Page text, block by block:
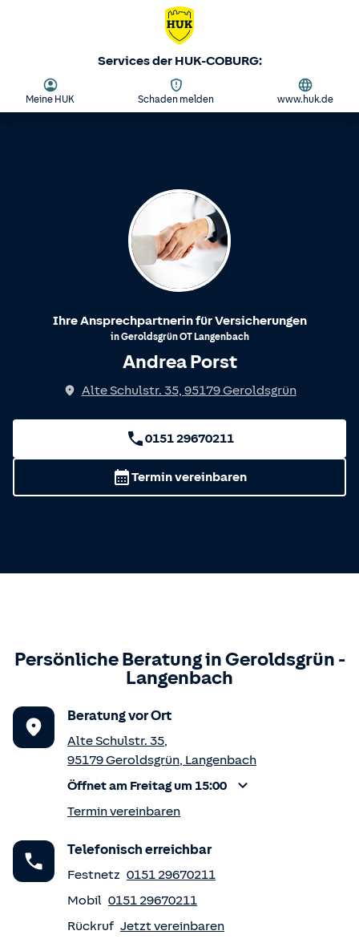
Services der HUK-COBURG:
Meine HUK Schaden melden www.huk.de
Ihre Ansprechpartnerin für Versicherungen
inGeroldsgrünOT Langenbach
Andrea Porst
Alte Schulstr. 35, 95179Geroldsgrün
0151 29670211
Termin vereinbaren
Persönliche Beratung inGeroldsgrün -
Langenbach
Beratung vor Ort
Alte Schulstr. 35,
95179Geroldsgrün, Langenbach
Öffnet am Freitag um 15:00
Termin vereinbaren
Telefonisch erreichbar
Festnetz 0151 29670211
Mobil 0151 29670211
Rückruf Jetzt vereinbaren